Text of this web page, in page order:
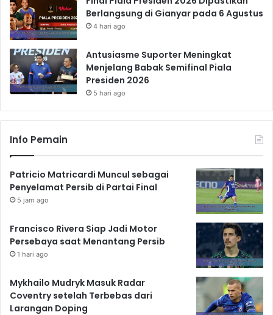
Berlangsung di Gianyar pada 6 Agustus
4 hari ago
Antusiasme Suporter Meningkat
Menjelang Babak Semifinal Piala
Presiden 2026
5 hari ago
Info Pemain
Patricio Matricardi Muncul sebagai
Penyelamat Persib di Partai Final
5 jam ago
Francisco Rivera Siap Jadi Motor
Persebaya saat Menantang Persib
1 hari ago
Mykhailo Mudryk Masuk Radar
Coventry setelah Terbebas dari
Larangan Doping